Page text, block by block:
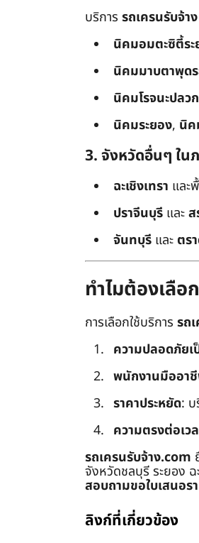
บริการ รถเครนรับจ้าง
นิคมอมตะซิตี้ระ
นิคมมาบตาพุด
นิคมโรจนะปลว
นิคมระยอง, นิค
3. จังหวัดอื่นๆ ใน
ฉะเชิงเทรา และ
ปราจีนบุรี และส
จันทบุรี และ ตร
ทำไมต้องเลือ
การเลือกใช้บริการ รถ
ความปลอดภัยเ
พนักงานมืออา
ราคาประหยัด: บ
ความตรงต่อเว
รถเครนรับจ้าง.com
จังหวัดชลบุรี ระยอง ฉ
สอบถามขอใบเสนอร
ลิงก์ที่เกี่ยวข้อง